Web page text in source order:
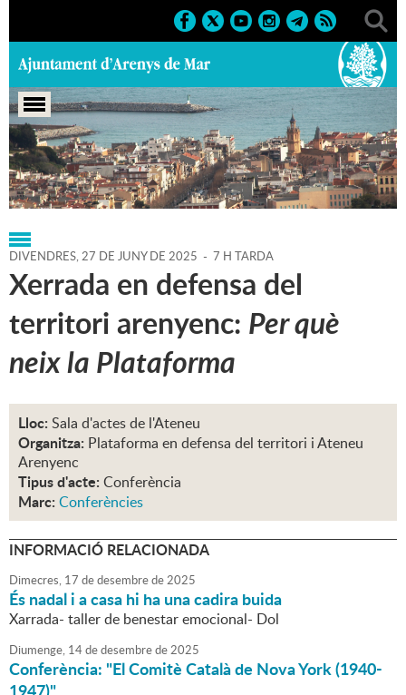
Portada > Regidories > Cultura > Agenda > 27-06-2025
DIVENDRES,27 DE JUNY DE 2025 - 7 H TARDA
Xerrada en defensa del
territori arenyenc: Per què
neix la Plataforma
Lloc: Sala d'actes de l'Ateneu
Organitza: Plataforma en defensa del territori i Ateneu
Arenyenc
Tipus d'acte: Conferència
Marc: Conferències
INFORMACIÓ RELACIONADA
Dimecres, 17 dedesembrede2025
És nadal i a casa hi ha una cadira buida
Xarrada- taller de benestar emocional- Dol
Diumenge, 14dedesembrede2025
Conferència: "El Comitè Català de Nova York (1940-